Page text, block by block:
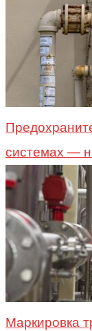
системах —
Маркировка